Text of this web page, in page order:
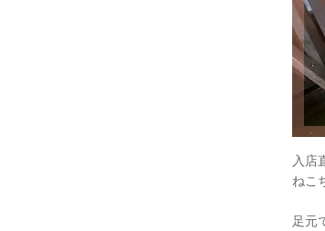
入店
ねこ
足元